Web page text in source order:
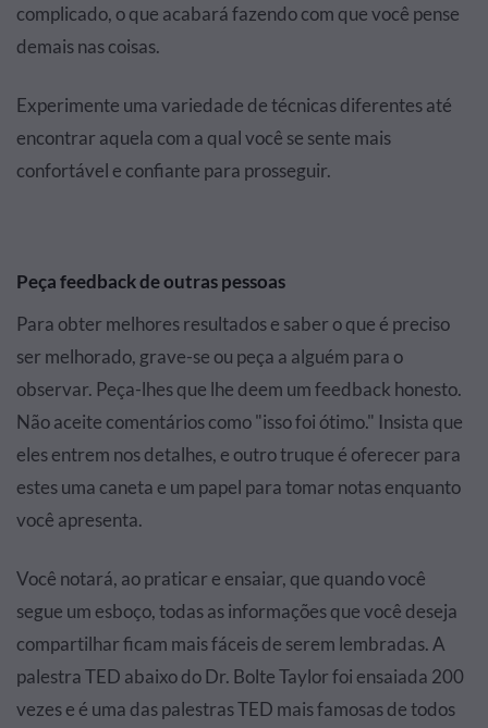
complicado, o que acabará fazendo com que você pense
demais nas coisas.
Experimente uma variedade de técnicas diferentes até
encontrar aquela com a qual você se sente mais
confortável e confiante para prosseguir.
Peça feedback de outras pessoas
Para obter melhores resultados e saber o que é preciso
ser melhorado, grave-se ou peça a alguém para o
observar. Peça-lhes que lhe deem um feedback honesto.
Não aceite comentários como "isso foi ótimo." Insista que
eles entrem nos detalhes, e outro truque é oferecer para
estes uma caneta e um papel para tomar notas enquanto
você apresenta.
Você notará, ao praticar e ensaiar, que quando você
segue um esboço, todas as informações que você deseja
compartilhar ficam mais fáceis de serem lembradas. A
palestra TED abaixo do Dr. Bolte Taylor foi ensaiada 200
vezes e é uma das palestras TED mais famosas de todos